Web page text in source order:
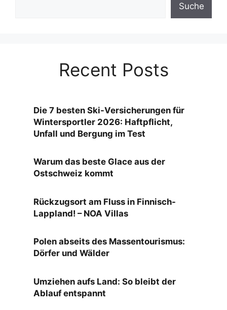
Suche
Recent Posts
Die 7 besten Ski-Versicherungen für
Wintersportler 2026: Haftpflicht,
Unfall und Bergung im Test
Warum das beste Glace aus der
Ostschweiz kommt
Rückzugsort am Fluss in Finnisch-
Lappland! – NOA Villas
Polen abseits des Massentourismus:
Dörfer und Wälder
Umziehen aufs Land: So bleibt der
Ablauf entspannt